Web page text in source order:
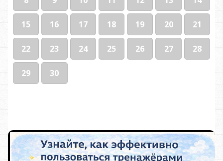
15 16 17 18 19 20 21
22 23 24 25 26 27 28
29 30